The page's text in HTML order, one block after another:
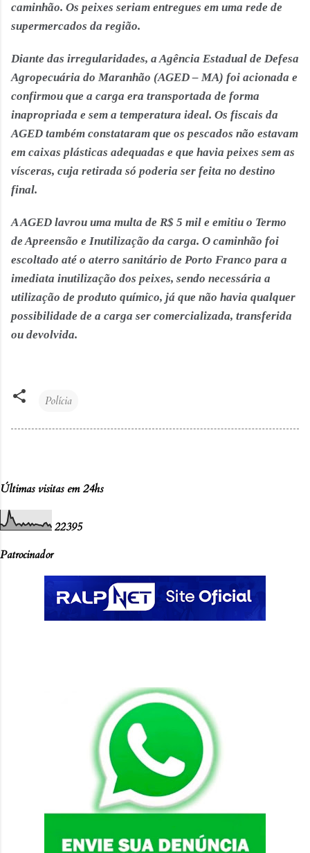
caminhão. Os peixes seriam entregues em uma rede de
supermercados da região.
Diante das irregularidades, a Agência Estadual de Defesa
Agropecuária do Maranhão (AGED – MA) foi acionada e
confirmou que a carga era transportada de forma
inapropriada e sem a temperatura ideal. Os fiscais da
AGED também constataram que os pescados não estavam
em caixas plásticas adequadas e que havia peixes sem as
vísceras, cuja retirada só poderia ser feita no destino
final.
A AGED lavrou uma multa de R$ 5 mil e emitiu o Termo
de Apreensão e Inutilização da carga. O caminhão foi
escoltado até o aterro sanitário de Porto Franco para a
imediata inutilização dos peixes, sendo necessária a
utilização de produto químico, já que não havia qualquer
possibilidade de a carga ser comercializada, transferida
ou devolvida.
Polícia
Últimas visitas em 24hs
22395
Patrocinador